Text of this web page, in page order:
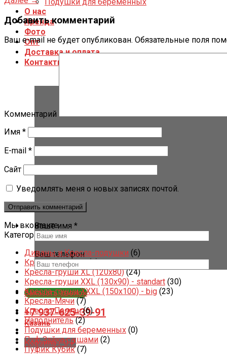
О нас
Аренда
Фото
Опт
Доставка и оплата
Контакты
Ваше имя *
Ваш телефон
Заказать звонок
+7 937-625-39-91
Казань
Корзина /0₽
Добавить комментарий
Ваш e-mail не будет опубликован. Обязательные поля
Комментарий
Имя *
E-mail *
Сайт
Уведомлять меня о новых записях почтой.
Мы вконтакте
Категории товаров
Диваны и Кресла-подушки (6)
Кресла игрушки (8)
Кресла-груши XL (120x80) (24)
Кресла-груши XXL (130x90) - standart (30)
Кресла-груши XXXL (150x100) - big (23)
Кресла-Мячи (7)
Кресло Панган (6)
Наполнитель (2)
Подушки для беременных (0)
Пуф Зайка с ушами (2)
Пуфик Кубик (7)